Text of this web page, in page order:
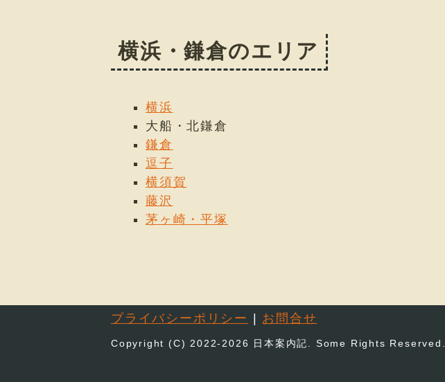
横浜・鎌倉のエリア
横浜
大船・北鎌倉
鎌倉
逗子
横須賀
藤沢
茅ヶ崎・平塚
プライバシーポリシー お問合せ
Copyright (C) 2022-2026 日本案内記. Some Rights Reserved.